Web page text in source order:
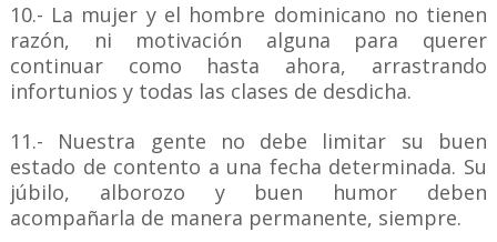
10.- La mujer y el hombre dominicano no tienen
razón, ni motivación alguna para querer
continuar como hasta ahora, arrastrando
infortunios y todas las clases de desdicha.
11.- Nuestra gente no debe limitar su buen
estado de contento a una fecha determinada. Su
júbilo, alborozo y buen humor deben
acompañarla de manera permanente, siempre.